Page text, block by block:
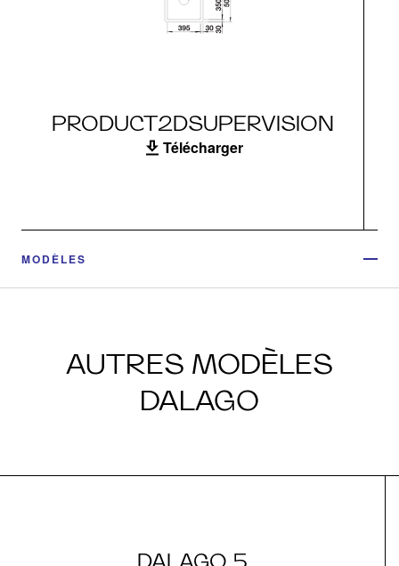
PRODUCT2DSUPERVISION
Télécharger
MODÈLES
AUTRES MODÈLES
DALAGO